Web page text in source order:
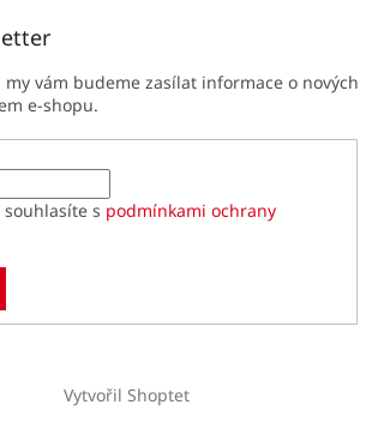
my vám budeme zasílat informace o nových
e-shopu.
s podmínkami ochrany
Vytvořil Shoptet